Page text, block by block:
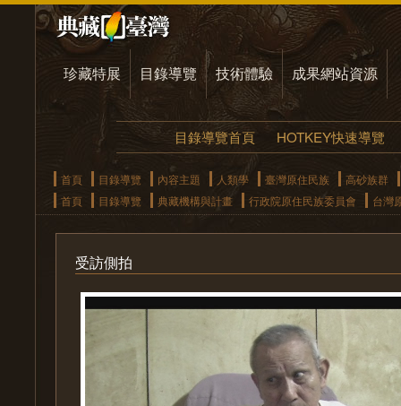
珍藏特展 目錄導覽 技術體驗 成果網站資源
目錄導覽首頁 HOTKEY快速導覽
首頁 目錄導覽 內容主題 人類學 臺灣原住民族
高砂族群
首頁
目錄導覽 典藏機構與計畫 行政院原住民族委員會 台灣
受訪側拍